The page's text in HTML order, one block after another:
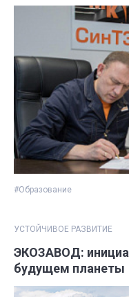
#Образование
УСТОЙЧИВОЕ РАЗВИТИЕ
ЭКОЗАВОД:
будущем планеты